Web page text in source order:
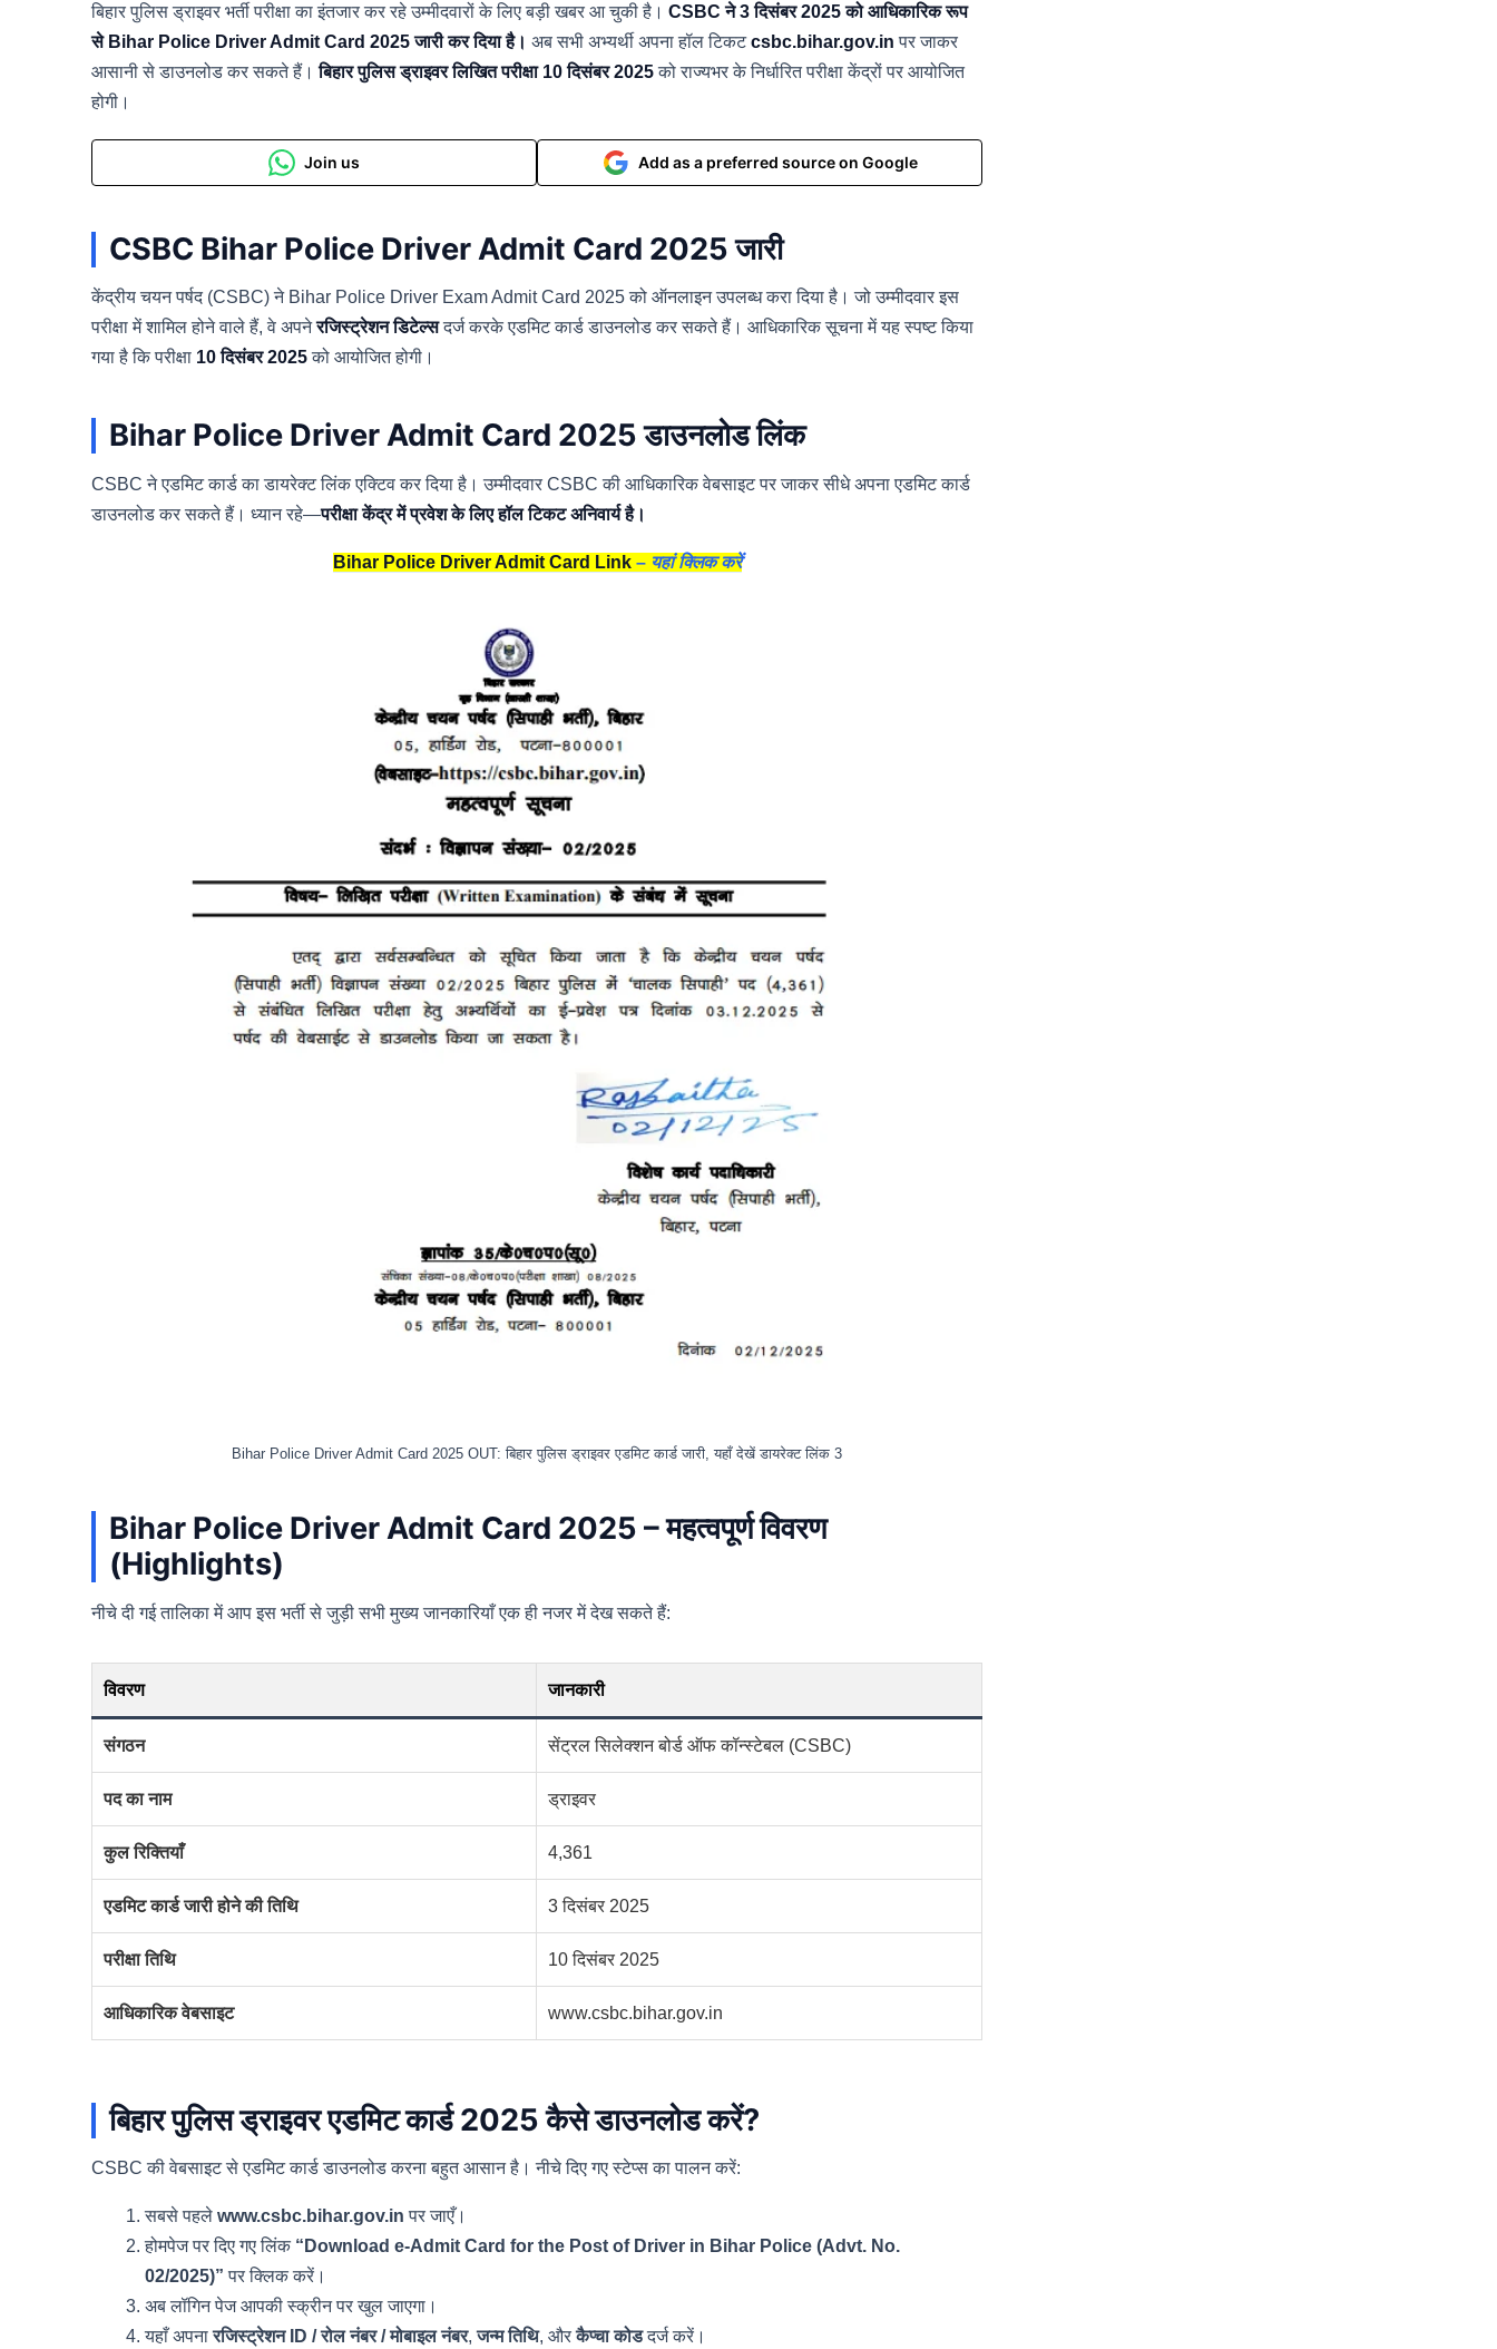
बिहार पुलिस ड्राइवर भर्ती परीक्षा का इंतजार कर रहे उम्मीदवारों के लिए बड़ी खबर आ चुकी है। CSBC ने 3 दिसंबर 2025 को आधिकारिक रूप
से Bihar Police Driver Admit Card 2025 जारी कर दिया है। अब सभी अभ्यर्थी अपना हॉल टिकटcsbc.bihar.gov.in पर जाकर
आसानी से डाउनलोड कर सकते हैं।बिहार पुलिस ड्राइवर लिखित परीक्षा 10 दिसंबर 2025को राज्यभर के निर्धारित परीक्षा केंद्रों पर आयोजित
होगी।
Join us Add as a preferred source on Google
CSBC Bihar Police Driver Admit Card 2025 जारी
केंद्रीय चयन पर्षद (CSBC) ने Bihar Police Driver Exam Admit Card 2025 को ऑनलाइन उपलब्ध करा दिया है। जो उम्मीदवार इस
परीक्षा में शामिल होने वाले हैं, वे अपनेरजिस्ट्रेशन डिटेल्सदर्ज करके एडमिट कार्ड डाउनलोड कर सकते हैं। आधिकारिक सूचना में यह स्पष्ट किया
गया है कि परीक्षा 10 दिसंबर 2025को आयोजित होगी।
Bihar Police Driver Admit Card 2025 डाउनलोड लिंक
CSBC ने एडमिट कार्ड का डायरेक्ट लिंक एक्टिव कर दिया है। उम्मीदवार CSBC की आधिकारिक वेबसाइट पर जाकर सीधे अपना एडमिट कार्ड
डाउनलोड कर सकते हैं। ध्यान रहे—परीक्षा केंद्र में प्रवेश के लिए हॉल टिकट अनिवार्य है।
Bihar Police Driver Admit Card Link– यहां क्लिक करें
Bihar Police Driver Admit Card 2025 OUT: बिहार पुलिस ड्राइवर एडमिट कार्ड जारी, यहाँ देखें डायरेक्ट लिंक 3
Bihar Police Driver Admit Card 2025 – महत्वपूर्ण विवरण
(Highlights)
नीचे दी गई तालिका में आप इस भर्ती से जुड़ी सभी मुख्य जानकारियाँ एक ही नजर में देख सकते हैं:
विवरण जानकारी
संगठन सेंट्रल सिलेक्शन बोर्ड ऑफ कॉन्स्टेबल (CSBC)
पद का नाम ड्राइवर
कुल रिक्तियाँ 4,361
एडमिट कार्ड जारी होने की तिथि 3 दिसंबर 2025
परीक्षा तिथि 10 दिसंबर 2025
आधिकारिक वेबसाइट www.csbc.bihar.gov.in
बिहार पुलिस ड्राइवर एडमिट कार्ड 2025 कैसे डाउनलोड करें?
CSBC की वेबसाइट से एडमिट कार्ड डाउनलोड करना बहुत आसान है। नीचे दिए गए स्टेप्स का पालन करें:
सबसे पहले www.csbc.bihar.gov.in पर जाएँ।
होमपेज पर दिए गए लिंक “Download e-Admit Card for the Post of Driver in Bihar Police (Advt. No.
02/2025)” पर क्लिक करें।
अब लॉगिन पेज आपकी स्क्रीन पर खुल जाएगा।
यहाँ अपनारजिस्ट्रेशन ID / रोल नंबर / मोबाइल नंबर,जन्म तिथि, औरकैप्चा कोडदर्ज करें।